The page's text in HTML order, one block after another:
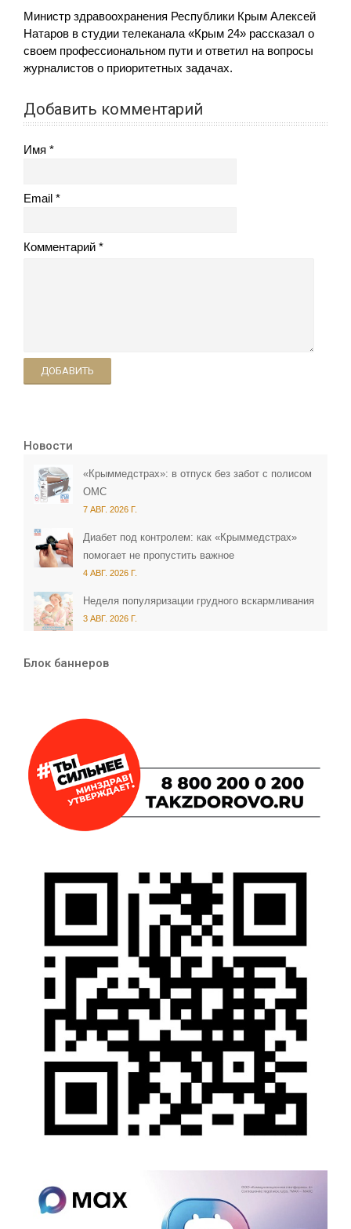
Министр здравоохранения Республики Крым Алексей
Натаров в студии телеканала «Крым 24» рассказал о
своем профессиональном пути и ответил на вопросы
журналистов о приоритетных задачах.
Добавить комментарий
Имя
Email
Комментарий
ДОБАВИТЬ
Новости
«Крыммедстрах»: в отпуск без забот с полисом
ОМС
7 АВГ. 2026 Г.
Диабет под контролем: как «Крыммедстрах»
помогает не пропустить важное
4 АВГ. 2026 Г.
Неделя популяризации грудного вскармливания
3 АВГ. 2026 Г.
Блок баннеров